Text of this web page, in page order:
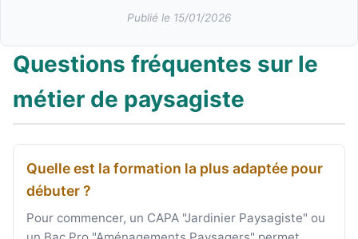
Publié le 15/01/2026
Questions fréquentes sur le
métier de paysagiste
Quelle est la formation la plus adaptée pour
débuter ?
Pour commencer, un CAPA "Jardinier Paysagiste" ou